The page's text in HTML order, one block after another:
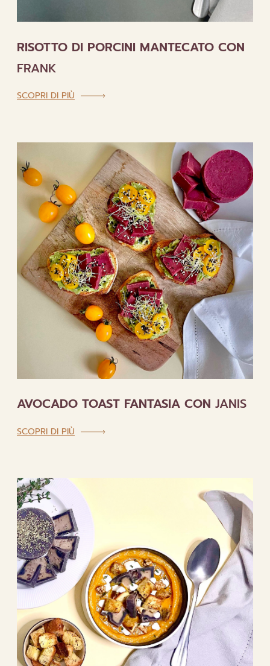
RISOTTO DI PORCINI MANTECATO CON
FRANK
SCOPRI DI PIÙ
MANTECATO
CON
FRANK
AVOCADO TOAST FANTASIA CON JANIS
SCOPRI DI PIÙ
CON
JANIS